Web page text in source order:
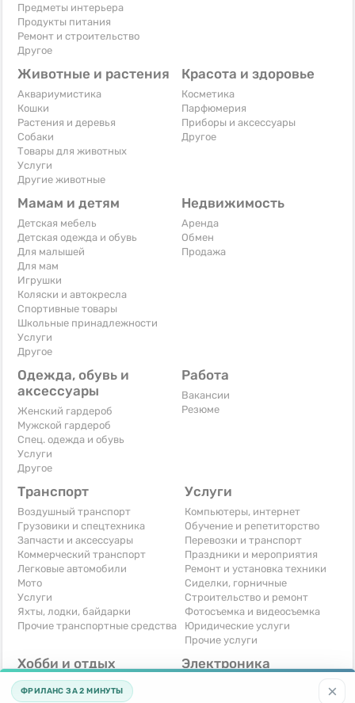
Предметы интерьера
Продукты питания
Ремонт и строительство
Другое
Животные и растения
Аквариумистика
Кошки
Растения и деревья
Собаки
Товары для животных
Услуги
Другие животные
Красота и здоровье
Косметика
Парфюмерия
Приборы и аксессуары
Другое
Мамам и детям
Детская мебель
Детская одежда и обувь
Для малышей
Для мам
Игрушки
Коляски и автокресла
Спортивные товары
Школьные принадлежности
Услуги
Другое
Недвижимость
Аренда
Обмен
Продажа
Одежда, обувь и
аксессуары
Женский гардероб
Мужской гардероб
Спец. одежда и обувь
Услуги
Другое
Работа
Вакансии
Резюме
Транспорт
Воздушный транспорт
Грузовики и спецтехника
Запчасти и аксессуары
Коммерческий транспорт
Легковые автомобили
Мото
Услуги
Яхты, лодки, байдарки
Прочие транспортные средства
Услуги
Компьютеры, интернет
Обучение и репетиторство
Перевозки и транспорт
Праздники и мероприятия
Ремонт и установка техники
Сиделки, горничные
Строительство и ремонт
Фотосъемка и видеосъемка
Юридические услуги
Прочие услуги
Хобби и отдых
Книги и журналы
Музыкальные инструменты
Электроника
×
ФРИЛАНС ЗА 2 МИНУТЫ